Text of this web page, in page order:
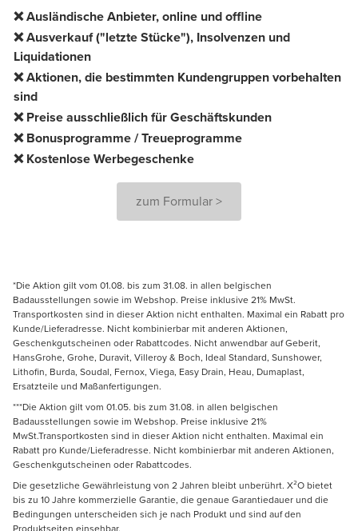
❌ Ausländische Anbieter, online und offline
❌ Ausverkauf ("letzte Stücke"), Insolvenzen und
Liquidationen
❌ Aktionen, die bestimmten Kundengruppen vorbehalten
sind
❌ Preise ausschließlich für Geschäftskunden
❌ Bonusprogramme / Treueprogramme
❌ Kostenlose Werbegeschenke
zum Formular >
*Die Aktion gilt vom 01.08. bis zum 31.08. in allen belgischen
Badausstellungen sowie im Webshop. Preise inklusive 21% MwSt.
Transportkosten sind in dieser Aktion nicht enthalten. Maximal ein Rabatt pro
Kunde/Lieferadresse. Nicht kombinierbar mit anderen Aktionen,
Geschenkgutscheinen oder Rabattcodes. Nicht anwendbar auf Geberit,
HansGrohe, Grohe, Duravit, Villeroy & Boch, Ideal Standard, Sunshower,
Lithofin, Burda, Soudal, Fernox, Viega, Easy Drain, Heau, Dumaplast,
Ersatzteile und Maßanfertigungen.
***Die Aktion gilt vom 01.05. bis zum 31.08. in allen belgischen
Badausstellungen sowie im Webshop. Preise inklusive 21%
MwSt.Transportkosten sind in dieser Aktion nicht enthalten. Maximal ein
Rabatt pro Kunde/Lieferadresse. Nicht kombinierbar mit anderen Aktionen,
Geschenkgutscheinen oder Rabattcodes.
Die gesetzliche Gewährleistung von 2 Jahren bleibt unberührt. X²O bietet
bis zu 10 Jahre kommerzielle Garantie, die genaue Garantiedauer und die
Bedingungen unterscheiden sich je nach Produkt und sind auf den